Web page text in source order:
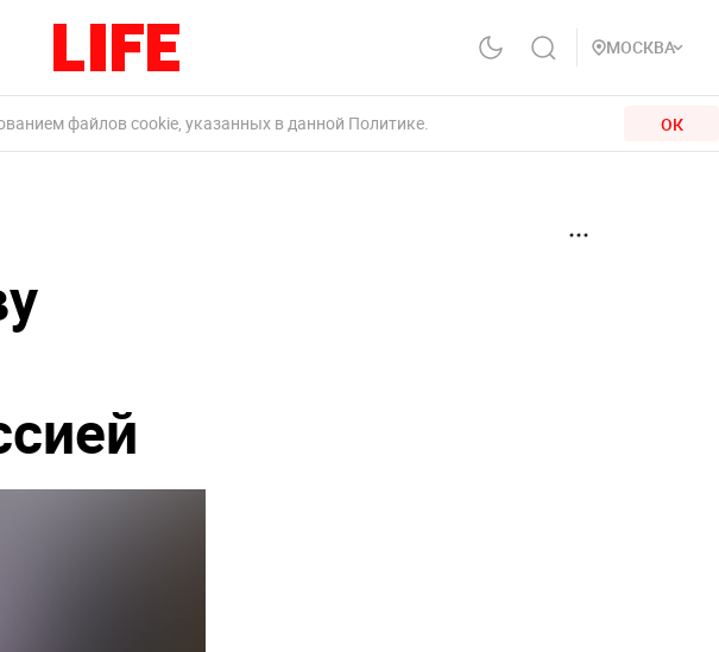
МОСКВА
файлов cookie, указанных в данной Политике. ОК